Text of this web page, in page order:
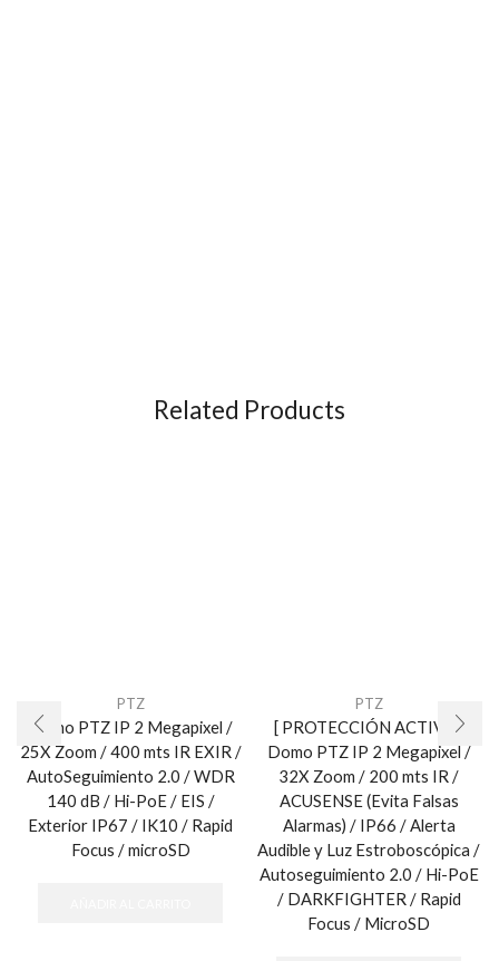
Related Products
PTZ
Domo PTZ IP 2 Megapixel /
25X Zoom / 400 mts IR EXIR /
AutoSeguimiento 2.0 / WDR
140 dB / Hi-PoE / EIS /
Exterior IP67 / IK10 / Rapid
Focus / microSD
PTZ
[ PROTECCIÓN ACTIVA ]
Domo PTZ IP 2 Megapixel /
32X Zoom / 200 mts IR /
ACUSENSE (Evita Falsas
Alarmas) / IP66 / Alerta
Audible y Luz Estroboscópica /
Autoseguimiento 2.0 / Hi-PoE
/ DARKFIGHTER / Rapid
Focus / MicroSD